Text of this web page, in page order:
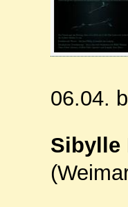
06.04.
Sibylle